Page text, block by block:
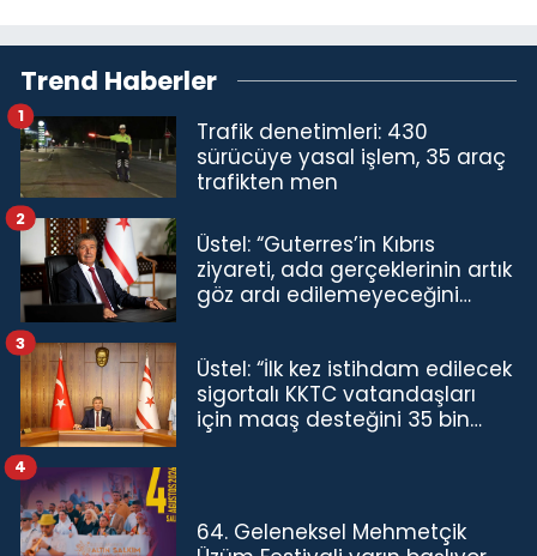
Trend Haberler
Trafik denetimleri: 430
sürücüye yasal işlem, 35 araç
trafikten men
1
Üstel: “Guterres’in Kıbrıs
ziyareti, ada gerçeklerinin artık
göz ardı edilemeyeceğini
2
Üstel: “İlk kez istihdam edilecek
sigortalı KKTC vatandaşları
için maaş desteğini 35 bin
3
64. Geleneksel Mehmetçik
4